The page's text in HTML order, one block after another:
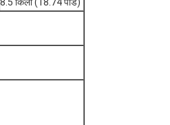
8.5 किलो (18.74 पौंड)